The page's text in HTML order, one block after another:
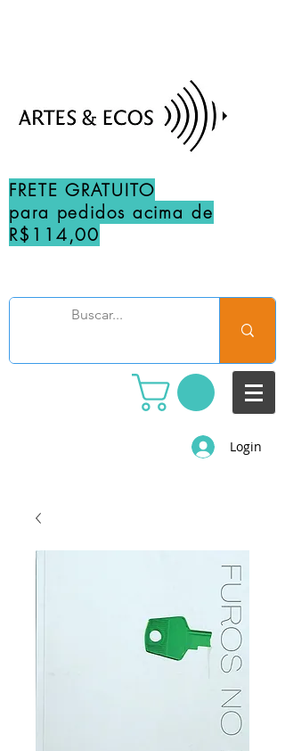
FRETE GRATUITO
para pedidos acima de
R$114,00
Login